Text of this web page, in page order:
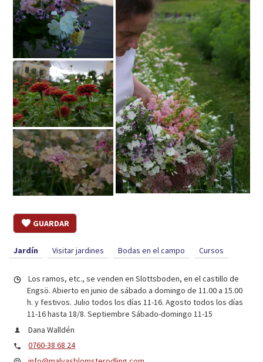
GUARDAR
Jardín Visitar jardines Bodas en el campo Cursos
Los ramos, etc., se venden en Slottsboden, en el castillo de
Engsö. Abierto en junio de sábado a domingo de 11.00 a 15.00
h. y festivos. Julio todos los días 11-16. Agosto todos los días
11-16 hasta 18/8. Septiembre Sábado-domingo 11-15
Dana Walldén
0760-38 68 24